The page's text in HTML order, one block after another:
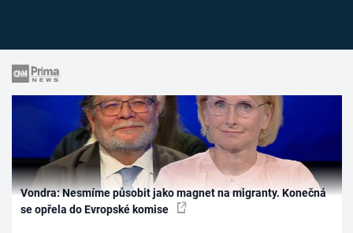
Vondra: Nesmíme působit jako magnet na migranty. Konečná
se opřela do Evropské komise